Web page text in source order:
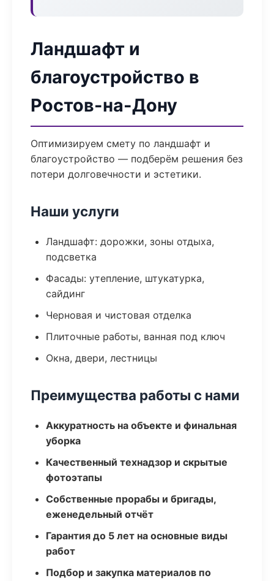
Ландшафт и
благоустройство в
Ростов-на-Дону
Оптимизируем смету по ландшафт и
благоустройство — подберём решения без
потери долговечности и эстетики.
Наши услуги
Ландшафт: дорожки, зоны отдыха,
подсветка
Фасады: утепление, штукатурка,
сайдинг
Черновая и чистовая отделка
Плиточные работы, ванная под ключ
Окна, двери, лестницы
Преимущества работы с нами
Аккуратность на объекте и финальная
уборка
Качественный технадзор и скрытые
фотоэтапы
Собственные прорабы и бригады,
еженедельный отчёт
Гарантия до 5 лет на основные виды
работ
Подбор и закупка материалов по